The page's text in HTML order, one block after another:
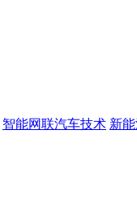
智能网联汽车技术 新